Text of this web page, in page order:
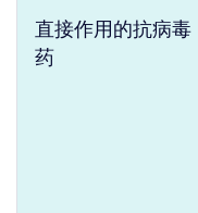
直接作用的抗病毒
药